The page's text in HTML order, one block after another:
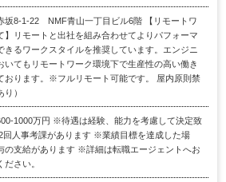
坂8-1-22 NMF青山一丁目ビル6階 【リモートワ
】リモートと出社を組み合わせてよりパフォーマ
きるワークスタイルを推奨しています。エンジニ
いてもリモートワーク環境下で生産性の高い働き
おります。※フルリモート可能です。 屋内原則禁
）
1000万円 ※待遇は経験、能力を考慮して決定致
人事考課があります ※業績目標を達成した場
の支給があります ※詳細は転職エージェントへお
ださい。